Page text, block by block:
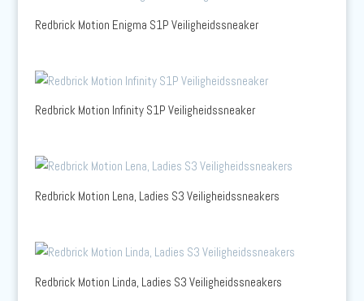
Redbrick Motion Enigma S1P Veiligheidssneaker
Redbrick Motion Infinity S1P Veiligheidssneaker
Redbrick Motion Lena, Ladies S3 Veiligheidssneakers
Redbrick Motion Linda, Ladies S3 Veiligheidssneakers